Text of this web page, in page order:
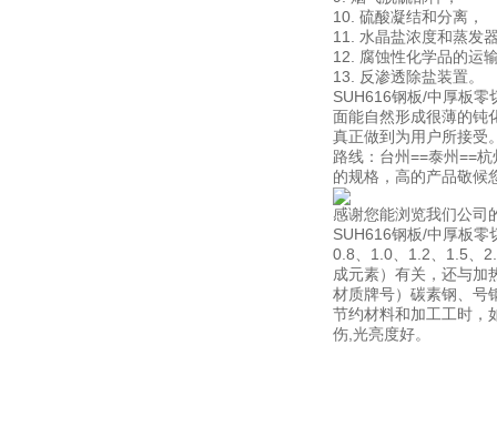
10. 硫酸凝结和分离，
11. 水晶盐浓度和蒸发
12. 腐蚀性化学品的运
13. 反渗透除盐装置。
SUH616钢板/中厚板
面能自然形成很薄的钝
真正做到为用户所接
路线：台州==泰州==
的规格，高的产品敬候
感谢您能浏览我们公司
SUH616钢板/中厚板
0.8、1.0、1.2、1.5、
成元素）有关，还与加
材质牌号）碳素钢、
节约材料和加工工时，
伤,光亮度好。